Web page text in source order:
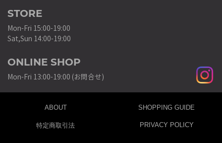
STORE
Mon-Fri 15:00-19:00
Sat,Sun 14:00-19:00
ONLINE SHOP
Mon-Fri 13:00-19:00 (お問合せ)
ABOUT SHOPPING GUIDE
特定商取引法 PRIVACY POLICY